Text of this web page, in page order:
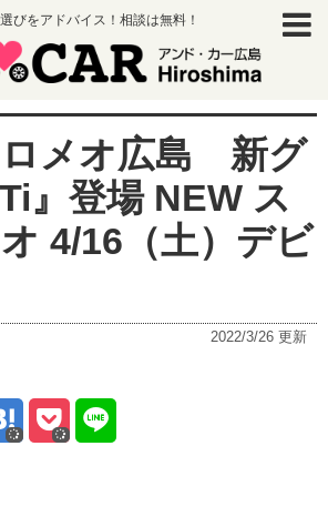
びをアドバイス！相談は無料！
ロメオ広島 新グ
』登場 NEW ス
4/16（土）デビ
2022/3/26 更新